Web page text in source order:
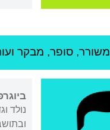
משורר, סופר, מבקר
נולד